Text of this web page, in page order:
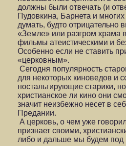
должны были отвечать (и
Пудовкина, Барнета и многих
думать, будто
«Земле» или разгром храма
фильмы атеистическими и
Особенно если не ставить
«церковным».
Сегодня популярность
для некоторых киноведов и
ностальгирующие старики,
христианское ли кино они
значит неизбежно несет в
Предании.
А церковь, о чем уже
признает своими,
либо и дальше мы будем под